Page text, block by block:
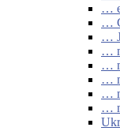
…
…
…
…
…
…
…
…